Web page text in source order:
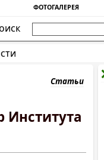
ФОТОГАЛЕРЕЯ
Статьи
Института